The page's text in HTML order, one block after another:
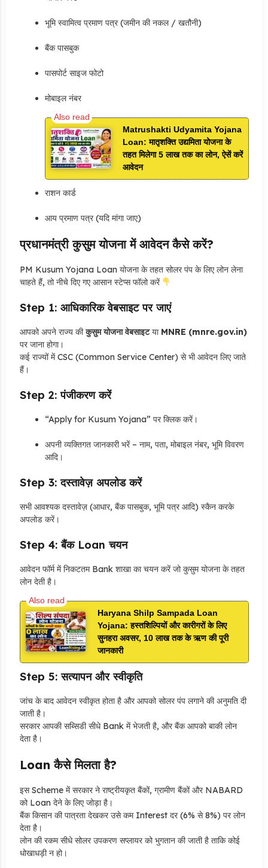
भूमि स्वामित्व प्रमाण पत्र (जमीन की नकल / खतौनी)
बैंक पासबुक
पासपोर्ट साइज फोटो
मोबाइल नंबर
Matrushakti Udyamita Yojana
Loan: मातृशक्ति उद्यमिता योजना के
तहत मिलेगा 5 लाख तक का लोन, ऐसें करें
आवेदन
राशन कार्ड
आय प्रमाण पत्र (यदि मांगा जाए)
प्रधानमंत्री कुसुम योजना में आवेदन कैसे करें?
PM Kusum Yojana Loan योजना के तहत सोलर पंप के लिए लोन लेना
चाहते हैं, तो नीचे दिए गए आसान स्टेप्स फॉलो करें
Step 1: आधिकारिक वेबसाइट पर जाएं
आपको अपने राज्य कीकुसुम योजना वेबसाइटया MNRE (mnre.gov.in)
पर जाना होगा।
कई राज्यों में CSC (Common Service Center) से भी आवेदन लिए जाते
हैं।
Step 2: पंजीकरण करें
“Apply for Kusum Yojana” पर क्लिक करें।
अपनी व्यक्तिगत जानकारी भरें – नाम, पता, मोबाइल नंबर, भूमि विवरण
आदि।
Step 3: दस्तावेज़ अपलोड करें
सभी आवश्यक दस्तावेज़ (आधार, बैंक पासबुक, भूमि पत्र आदि) स्कैन करके
अपलोड करें।
Step 4: बैंक Loan चयन
आवेदन फॉर्म में निकटतम Bank शाखा का चयन करें जो कुसुम योजना के तहत
लोन देती है।
Haryana Shilp Sampada Loan
Yojana: हस्तशिल्पियों और कारीगरों के लिए
सुनहरा अवसर, 10 लाख तक के ऋण की पूरी
जानकारी
Step 5: सत्यापन और स्वीकृति
जांच के बाद आवेदन स्वीकृत होता है और आपको सोलर पंप लगाने की अनुमति दी
जाती है।
सरकार आपकी सब्सिडी सीधे Bank में भेजती है, और बैंक आपको बाकी लोन
देता है।
Loan कैसे मिलता है?
इस Scheme में सरकार ने राष्ट्रीयकृत बैंकों, ग्रामीण बैंकों और NABARD
को Loan देने के लिए जोड़ा है।
बैंक किसान की पात्रता देखकर उसे कम Interest दर (6% से 8%) पर लोन
देता है।
लोन की रकम सीधे सोलर उपकरण सप्लायर को भुगतान की जाती है ताकि कोई
धोखाधड़ी न हो।